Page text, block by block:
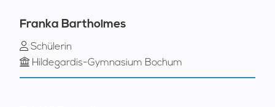
Franka Bartholmes
Schülerin
Hildegardis-Gymnasium Bochum